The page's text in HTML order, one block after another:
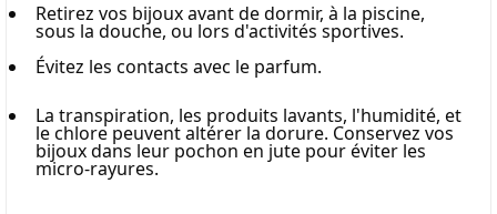
Retirez vos bijoux avant de dormir, à la piscine,
sous la douche, ou lors d'activités sportives.
Évitez les contacts avec le parfum.
La transpiration, les produits lavants, l'humidité, et
le chlore peuvent altérer la dorure. Conservez vos
bijoux dans leur pochon en jute pour éviter les
micro-rayures.